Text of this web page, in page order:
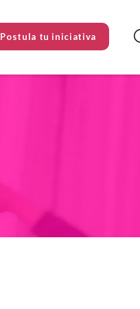
Postula tu iniciativa